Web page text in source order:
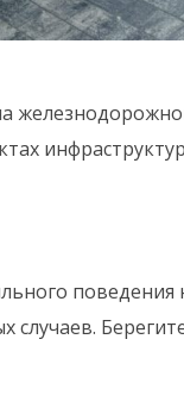
поведения
случаев.